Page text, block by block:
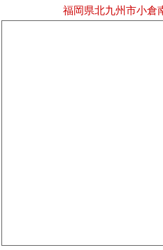
福岡県北九州市小倉